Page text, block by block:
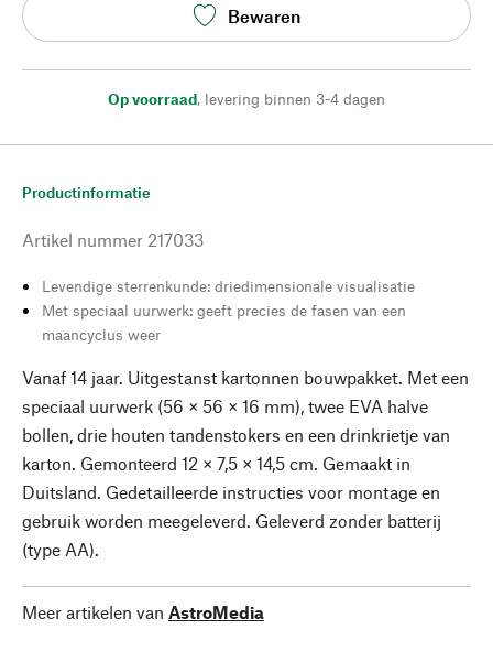
Bewaren
Op voorraad, levering binnen 3-4 dagen
Productinformatie
Artikel nummer 217033
Levendige sterrenkunde: driedimensionale visualisatie
Met speciaal uurwerk: geeft precies de fasen van een
maancyclus weer
Vanaf 14 jaar. Uitgestanst kartonnen bouwpakket. Met een
speciaal uurwerk (56 × 56 × 16 mm), twee EVA halve
bollen, drie houten tandenstokers en een drinkrietje van
karton. Gemonteerd 12 × 7,5 × 14,5 cm. Gemaakt in
Duitsland. Gedetailleerde instructies voor montage en
gebruik worden meegeleverd. Geleverd zonder batterij
(type AA).
Meer artikelen van AstroMedia